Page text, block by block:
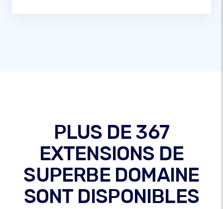
PLUS DE 367
EXTENSIONS DE
SUPERBE DOMAINE
SONT DISPONIBLES